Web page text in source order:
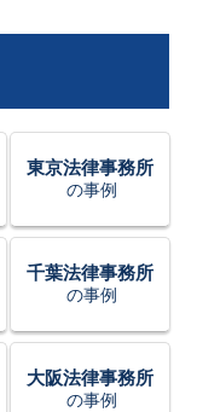
東京法律事務所
の事例
千葉法律事務所
の事例
大阪法律事務所
の事例